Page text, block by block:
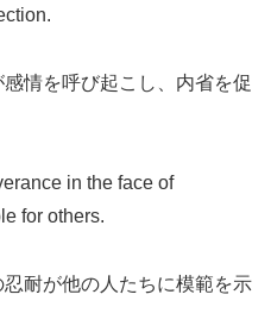
情を呼び起こし、内省を促
in the face of
for others.
耐が他の人たちに模範を示